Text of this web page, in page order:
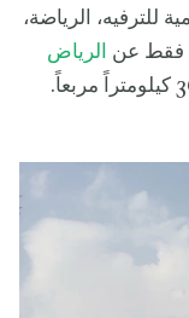
للترفيه، الرياضة،
الرياض